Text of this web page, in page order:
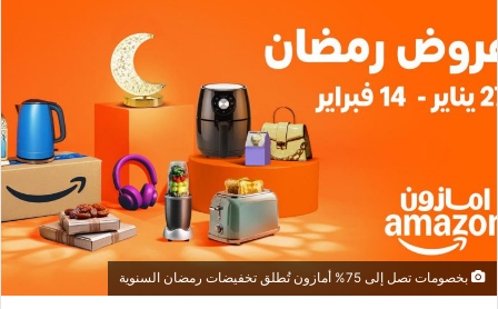
بخصومات تصل إلى 75% أمازون تُطلق تخفيضات رمضان السنوية